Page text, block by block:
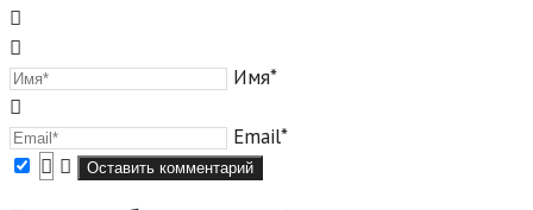
Имя*
Email*